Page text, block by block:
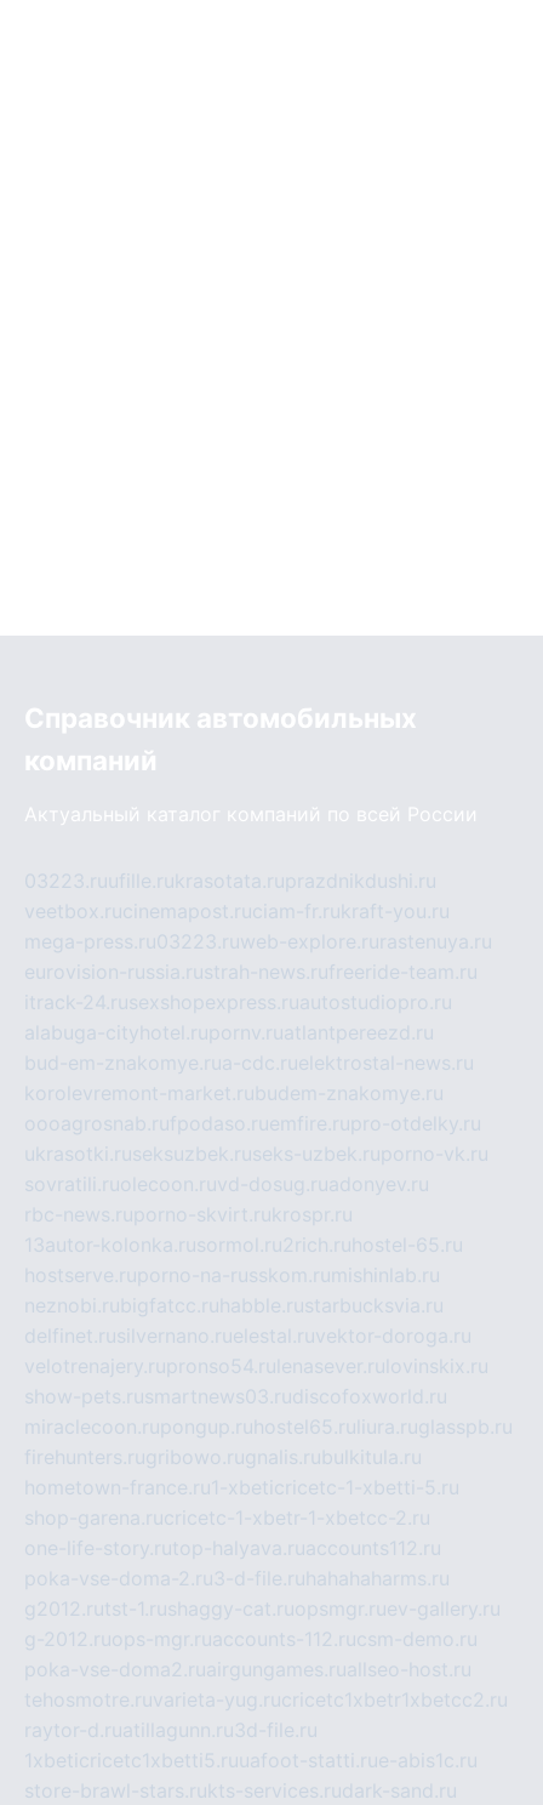
Справочник автомобильных
компаний
Актуальный каталог компаний по всей России
03223.ruufille.rukrasotata.ruprazdnikdushi.ru
veetbox.rucinemapost.ruciam-fr.rukraft-you.ru
mega-press.ru03223.ruweb-explore.ru rastenuya.ru
eurovision-russia.rustrah-news.rufreeride-team.ru
itrack-24.rusexshopexpress.ruautostudiopro.ru
alabuga-cityhotel.rupornv.ruatlantpereezd.ru
bud-em-znakomye.rua-cdc.ruelektrostal-news.ru
korolevremont-market.rubudem-znakomye.ru
oooagrosnab.rufpodaso.ruemfire.rupro-otdelky.ru
ukrasotki.ruseksuzbek.ruseks-uzbek.ruporno-vk.ru
sovratili.ruolecoon.ruvd-dosug.ruadonyev.ru
rbc-news.ruporno-skvirt.rukrospr.ru
13autor-kolonka.rusormol.ru2rich.ru hostel-65.ru
hostserve.ruporno-na-russkom.ru mishinlab.ru
neznobi.rubigfatcc.ru habble.rustarbucksvia.ru
delfinet.rusilvernano.ruelestal.ruvektor-doroga.ru
velotrenajery.rupronso54.ru lenasever.ru lovinskix.ru
show-pets.rusmartnews03.rudiscofoxworld.ru
miraclecoon.rupongup.ru hostel65.ru liura.ruglasspb.ru
firehunters.rugribowo.rugnalis.rubulkitula.ru
hometown-france.ru1-xbeticricetc-1-xbetti-5.ru
shop-garena.rucricetc-1-xbetr-1-xbetcc-2.ru
one-life-story.rutop-halyava.ruaccounts112.ru
poka-vse-doma-2.ru3-d-file.ru hahahaharms.ru
g2012.rutst-1.rushaggy-cat.ruopsmgr.ruev-gallery.ru
g-2012.ruops-mgr.ruaccounts-112.rucsm-demo.ru
poka-vse-doma2.ruairgungames.ruallseo-host.ru
tehosmotre.ruvarieta-yug.rucricetc1xbetr1xbetcc2.ru
raytor-d.ruatillagunn.ru3d-file.ru
1xbeticricetc1xbetti5.ruuafoot-statti.rue-abis1c.ru
store-brawl-stars.rukts-services.rudark-sand.ru